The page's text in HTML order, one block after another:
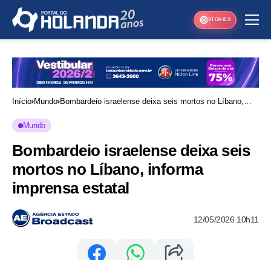
STORIES
Início Mundo Bombardeio israelense deixa seis mortos no Líbano,
Mundo
Bombardeio israelense deixa seis
mortos no Líbano, informa
imprensa estatal
12/05/2026 10h11